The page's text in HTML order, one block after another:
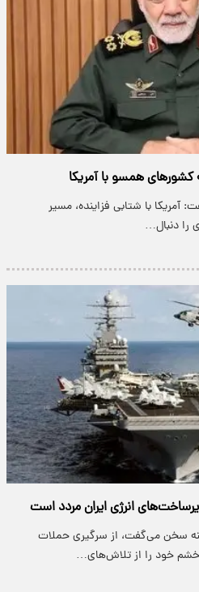
همسو با آمریکا
آمریکا با شتابی فزاینده، مسیر
را دنبال…
انرژی ایران مردد است
سخن می‌گفت، از سرگیری حملات
خود را از تلاش‌های…